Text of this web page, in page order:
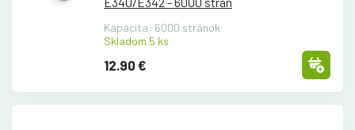
Kapacita: 6000 stránok
Skladom 5 ks
12.90 €